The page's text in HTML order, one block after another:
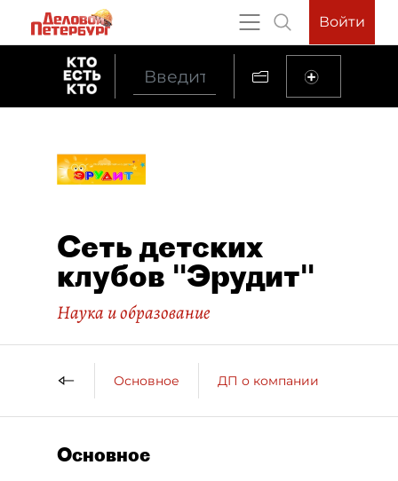
Войти
Сеть детских
клубов "Эрудит"
Наука и образование
Основное ДП о компании
Основное